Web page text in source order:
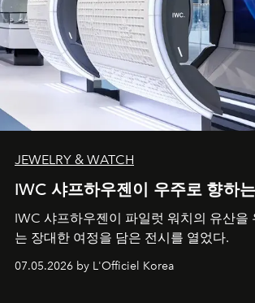
JEWELRY & WATCH
IWC 샤프하우젠이 우주로 향하
IWC 샤프하우젠이 파일럿 워치의 유산을
는 장대한 여정을 담은 전시를 열었다.
07.05.2026 by L'Officiel Korea